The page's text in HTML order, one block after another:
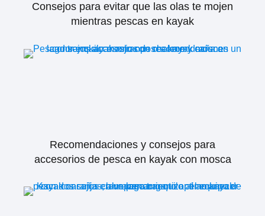
Consejos para evitar que las olas te mojen
mientras pescas en kayak
Recomendaciones y consejos para
accesorios de pesca en kayak con mosca